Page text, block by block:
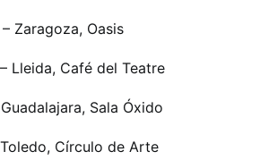
– Zaragoza, Oasis
– Lleida, Café del Teatre
Sala Óxido
Círculo de Arte